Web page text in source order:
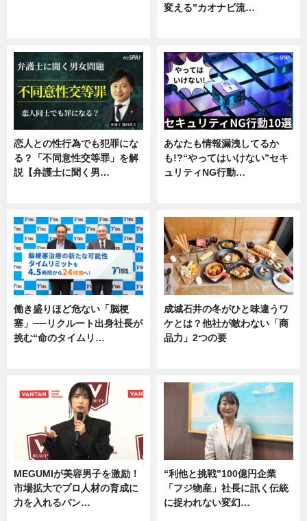
変える”カオナビ流…
恋人との性行為でも犯罪にな
る？「不同意性交等罪」を解
説【弁護士に聞く男…
あなたも情報漏洩してるか
も!?“やってはいけない”セキ
ュリティNG行動…
働き盛りほど危ない「脳梗
塞」──リクルート出身社長が
挑む“命のタイムリ…
成城石井の冬がひと味違うワ
ケとは？他社が敵わない「商
品力」2つの要
MEGUMIが美容男子を激励！
市場拡大でプロ人材の育成に
力を入れるバン…
“利他と挑戦”100億円企業
「フジ物産」社長に訊く伝統
に捉われない変幻…